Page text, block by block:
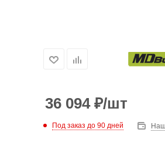
36 094₽/шт
Под заказ до 90 дней